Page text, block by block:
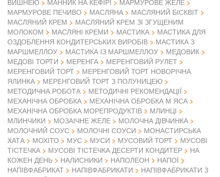
ВИШНЕЮ
МАННИК НА КЕФІРІ
МАРМУРОВЕ ЖЕЛЕ
МАРМУРОВЕ ПЕЧИВО
МАСЛЯНА
МАСЛЯНИЙ БІСКВІТ
МАСЛЯНИЙ КРЕМ
МАСЛЯНИЙ КРЕМ ЗІ ЗГУЩЕНИМ
МОЛОКОМ
МАСЛЯНІ КРЕМИ МАСТИКА
МАСТИКА ДЛЯ
ОЗДОБЛЕННЯ КОНДИТЕРСЬКИХ ВИРОБІВ
МАСТИКА З
МАРШМЕЛЛОУ
МАСТИКА ІЗ МАРШМЕЛЛОУ
МЕДОВИК
МЕДОВІ ТОРТИ
МЕРЕНГА
МЕРЕНГОВИЙ РУЛЕТ
МЕРЕНГОВИЙ ТОРТ
МЕРЕНГОВИЙ ТОРТ НОВОРІЧНА
ЯЛИНКА
МЕРЕНГОВИЙ ТОРТ З ПОЛУНИЦЕЮ
МЕТОДИЧНА РОБОТА
МЕТОДИЧНІ РЕКОМЕНДАЦІЇ
МЕХАНІЧНА ОБРОБКА
МЕХАНІЧНА ОБРОБКА М ЯСА
МЕХАНІЧНА ОБРОБКА МОРЕПРОДУКТІВ
МЛИНЦІ
МЛИНЧИКИ
МОЗАІЧНЕ ЖЕЛЕ
МОЛОЧНА ДІВЧИНКА
МОЛОЧНИЙ СОУС
МОЛОЧНІ СОУСИ
МОНАСТИРСЬКА
ХАТА
МОХІТО МУС МУСИ МУСОВИЙ ТОРТ
МУСОВІ
ТІСТЕЧКА
МУСОВІ ТІСТЕЧКА ДЕСЕРТИ КОНДИТЕР
НА
КОЖЕН ДЕНЬ
НАЛИСНИКИ НАПОЛЕОН НАПОЇ
НАПІВФАБРИКАТ НАПІВФАБРИКАТИ
НАПІВФАБРИКАТИ З